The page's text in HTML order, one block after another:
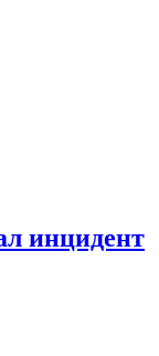
инцидент